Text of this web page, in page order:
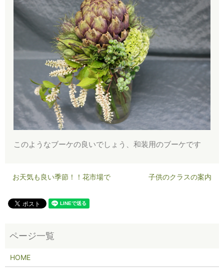
このようなブーケの良いでしょう、和装用のブーケです
お天気も良い季節！！花市場で 子供のクラスの案内
HOME